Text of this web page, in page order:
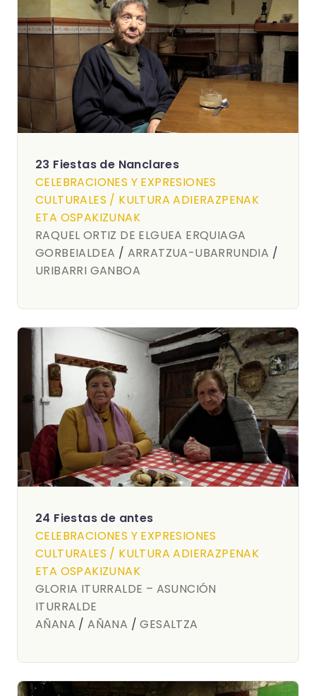
23 Fiestas de Nanclares
CELEBRACIONES Y EXPRESIONES
CULTURALES / KULTURA ADIERAZPENAK
ETA OSPAKIZUNAK
RAQUEL ORTIZ DE ELGUEA ERQUIAGA
GORBEIALDEA / ARRATZUA-UBARRUNDIA /
URIBARRI GANBOA
24 Fiestas de antes
CELEBRACIONES Y EXPRESIONES
CULTURALES / KULTURA ADIERAZPENAK
ETA OSPAKIZUNAK
GLORIA ITURRALDE – ASUNCIÓN
ITURRALDE
AÑANA /AÑANA /GESALTZA